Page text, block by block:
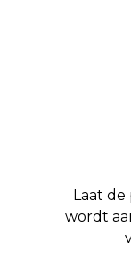
Laat
wordt